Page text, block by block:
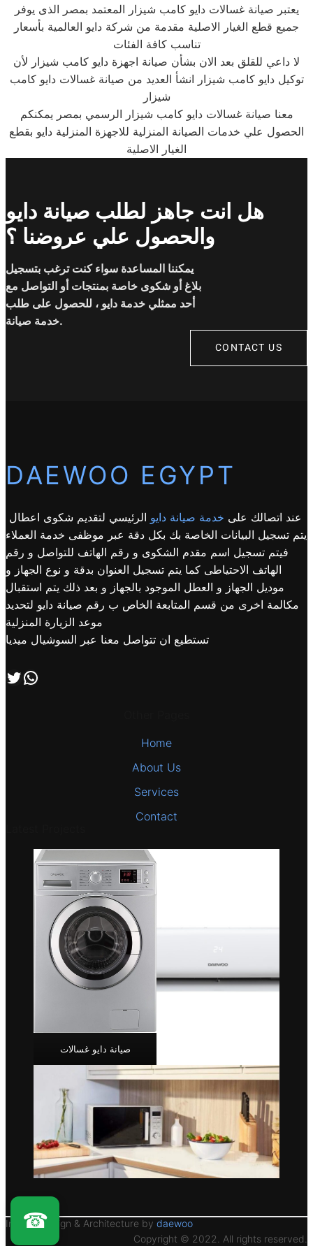
يعتبر صيانة غسالات دايو كامب شيزار المعتمد بمصر الذى يوفر
جميع قطع الغيار الاصلية مقدمة من شركة دايو العالمية بأسعار
تناسب كافة الفئات
لا داعي للقلق بعد الان بشأن صيانة اجهزة دايو كامب شيزار لأن
توكيل دايو كامب شيزار انشأ العديد من صيانة غسالات دايو كامب
شيزار
معنا صيانة غسالات دايو كامب شيزار الرسمي بمصر يمكنكم
الحصول علي خدمات الصيانة المنزلية للاجهزة المنزلية دايو بقطع
الغيار الاصلية
هل انت جاهز لطلب صيانة دايو
والحصول علي عروضنا ؟
يمكننا المساعدة سواء كنت ترغب بتسجيل
بلاغ أو شكوى خاصة بمنتجات أو التواصل مع
أحد ممثلي خدمة دايو ، للحصول على طلب
خدمة صيانة.
CONTACT US
DAEWOO EGYPT
عند اتصالك على خدمة صيانة دايو الرئيسي لتقديم شكوى اعطال
يتم تسجيل البيانات الخاصة بك بكل دقة عبر موظفى خدمة العملاء
فيتم تسجيل اسم مقدم الشكوى و رقم الهاتف للتواصل و رقم
الهاتف الاحتياطى كما يتم تسجيل العنوان بدقة و نوع الجهاز و
موديل الجهاز و العطل الموجود بالجهاز و بعد ذلك يتم استقبال
مكالمة اخرى من قسم المتابعة الخاص ب رقم صيانة دايو لتحديد
موعد الزيارة المنزلية
تستطيع ان تتواصل معنا عبر السوشيال ميديا
تابعنا علي صفحة التويتر اتصل بنا علي طريق الوتساب
Home
About Us
Services
Contact
صيانة دايو غسالات
Interior Design & Architecture by daewoo
Copyright © 2022. All rights reserved.
☎